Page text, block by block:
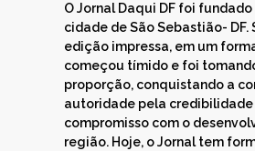
O Jornal Daqui DF foi fundado
cidade de São Sebastião- DF.
edição impressa, em um
começou tímido e foi
proporção, conquistando a
autoridade pela credibilidade
compromisso com o
região. Hoje, o Jornal tem